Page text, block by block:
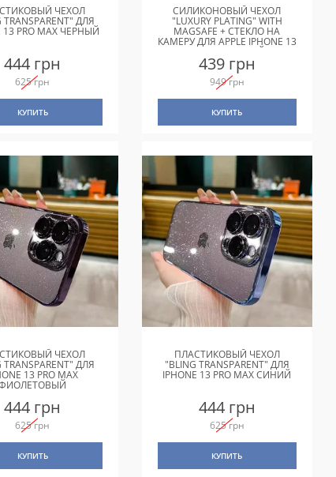
ЧЕХОЛ
TRANSPARENT" ДЛЯ
13 PRO MAX ЧЕРНЫЙ
444 грн
625 грн
КУПИТЬ
СИЛИКОНОВЫЙ ЧЕХОЛ
"LUXURY PLATING" WITH
MAGSAFE + СТЕКЛО НА
КАМЕРУ ДЛЯ APPLE IPHONE 13
PRO MAX БЕЛЫЙ
439 грн
949 грн
КУПИТЬ
ЧЕХОЛ
TRANSPARENT" ДЛЯ
13 PRO MAX
444 грн
625 грн
КУПИТЬ
ПЛАСТИКОВЫЙ ЧЕХОЛ
"BLING TRANSPARENT" ДЛЯ
IPHONE 13 PRO MAX СИНИЙ
444 грн
625 грн
КУПИТЬ